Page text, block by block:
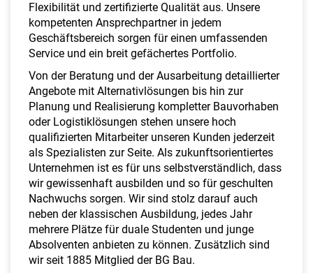
Flexibilität und zertifizierte Qualität aus. Unsere
kompetenten Ansprechpartner in jedem
Geschäftsbereich sorgen für einen umfassenden
Service und ein breit gefächertes Portfolio.
Von der Beratung und der Ausarbeitung detaillierter
Angebote mit Alternativlösungen bis hin zur
Planung und Realisierung kompletter Bauvorhaben
oder Logistiklösungen stehen unsere hoch
qualifizierten Mitarbeiter unseren Kunden jederzeit
als Spezialisten zur Seite. Als zukunftsorientiertes
Unternehmen ist es für uns selbstverständlich, dass
wir gewissenhaft ausbilden und so für geschulten
Nachwuchs sorgen. Wir sind stolz darauf auch
neben der klassischen Ausbildung, jedes Jahr
mehrere Plätze für duale Studenten und junge
Absolventen anbieten zu können. Zusätzlich sind
wir seit 1885 Mitglied der BG Bau.